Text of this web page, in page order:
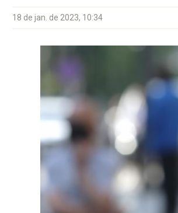
18 de jan. de 2023, 10:34